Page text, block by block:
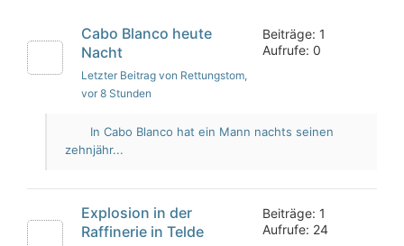
Cabo Blanco heute
Nacht
Letzter Beitrag von Rettungstom,
vor 8 Stunden
Beiträge: 1
Aufrufe: 0
In Cabo Blanco hat ein Mann nachts seinen
zehnjähr...
Explosion in der
Raffinerie in Telde
Beiträge: 1
Aufrufe: 24